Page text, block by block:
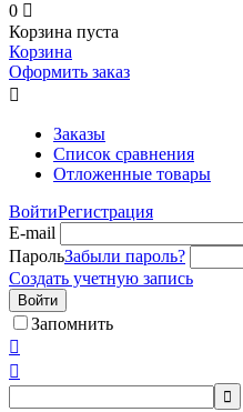
0 
Корзина пуста
Корзина
Оформить заказ

Заказы
Список сравнения
Отложенные товары
ВойтиРегистрация
E-mail
ПарольЗабыли пароль?
Создать учетную запись
Войти
Запомнить


